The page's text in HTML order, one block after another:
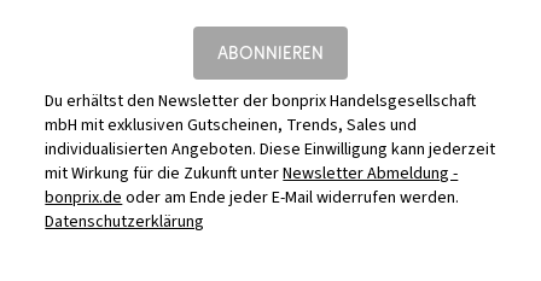
ABONNIEREN
Du erhältst den Newsletter der bonprix Handelsgesellschaft
mbH mit exklusiven Gutscheinen, Trends, Sales und
individualisierten Angeboten. Diese Einwilligung kann jederzeit
mit Wirkung für die Zukunft unterNewsletter Abmeldung -
bonprix.deoder am Ende jeder E-Mail widerrufen werden.
Datenschutzerklärung